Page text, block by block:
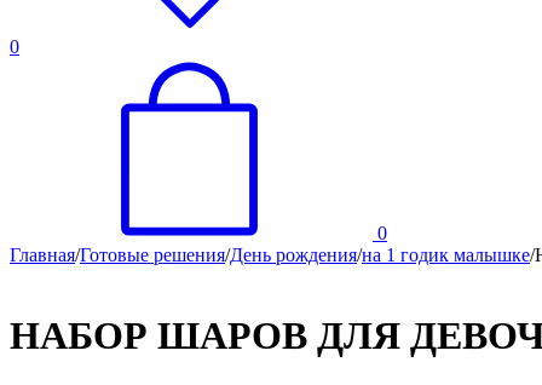
0
0
Главная/Готовые решения/День рождения/на 1 годик малышке/
НАБОР ШАРОВ ДЛЯ